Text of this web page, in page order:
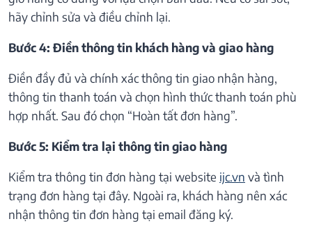
hãy chỉnh sửa và điều chỉnh lại.
Bước 4: Điền thông tin khách hàng và giao hàng
Điền đầy đủ và chính xác thông tin giao nhận hàng,
thông tin thanh toán và chọn hình thức thanh toán phù
hợp nhất. Sau đó chọn “Hoàn tất đơn hàng”.
Bước 5: Kiểm tra lại thông tin giao hàng
Kiểm tra thông tin đơn hàng tại website ijc.vn và tình
trạng đơn hàng tại đây. Ngoài ra, khách hàng nên xác
nhận thông tin đơn hàng tại email đăng ký.